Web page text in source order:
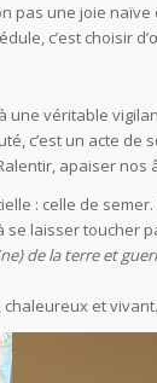
pas une joie
c’est choisir
véritable
c’est un acte de
apaiser
: celle de
laisser toucher
de la terre et
et vivant.